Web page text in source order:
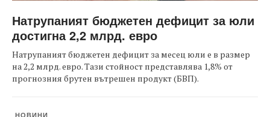
Натрупаният бюджетен дефицит за юли
достигна 2,2 млрд. евро
Натрупаният бюджетен дефицит за месец юли е в размер
на 2,2 млрд. евро. Тази стойност представлява 1,8% от
прогнозния брутен вътрешен продукт (БВП).
НОВИНИ